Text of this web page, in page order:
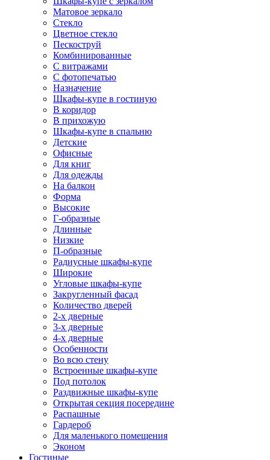
Матовое зеркало
Стекло
Цветное стекло
Пескоструй
Комбинированные
С витражами
С фотопечатью
Назначение
Шкафы-купе в гостиную
В коридор
В прихожую
Шкафы-купе в спальню
Детские
Офисные
Для книг
Для одежды
На балкон
Форма
Высокие
Г-образные
Длинные
Низкие
П-образные
Радиусные шкафы-купе
Широкие
Угловые шкафы-купе
Закругленный фасад
Количество дверей
2-х дверные
3-х дверные
4-х дверные
Особенности
Во всю стену
Встроенные шкафы-купе
Под потолок
Раздвижные шкафы-купе
Открытая секция посередине
Распашные
Гардероб
Для маленького помещения
Эконом
Гостиные